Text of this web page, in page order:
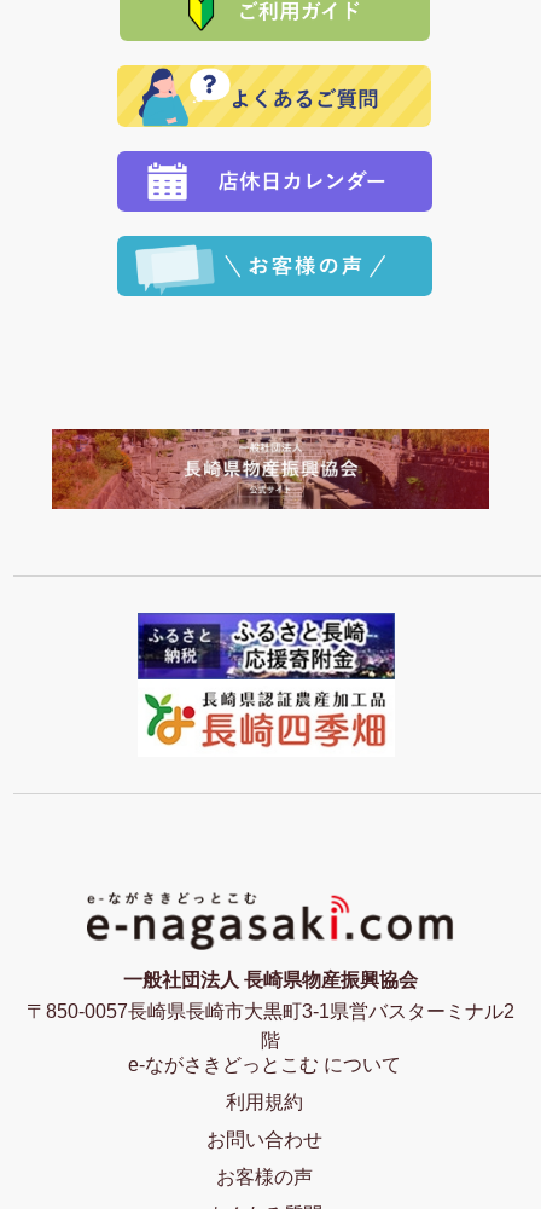
れの生産メーカーからお客様の元へ直送いたしますの
で、 それぞれ個別に送料が必要になります。
その際は誠に申し訳ありませんが、当協会までご注文
願いいたします。
※「クレジットカード」「PayPay」「楽天ペイ」を指
定された場合は、準備出来次第の便にてお送りいたし
ます。 （到着日指定をされている場合は、ご指定の日
程に合わせてお届けいたします。）
一般社団法人 長崎県物産振興協会
〒850-0057長崎県長崎市大黒町3-1県営バスターミナル2
階
e-ながさきどっとこむ について
利用規約
お問い合わせ
お客様の声